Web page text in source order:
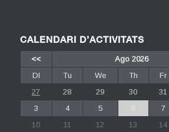
CALENDARI D’ACTIVITATS
<< Ago 2026
Dl
Tu We Th Fr
27
28 29 30 31
3
4 5 6 7
10
11 12 13 14